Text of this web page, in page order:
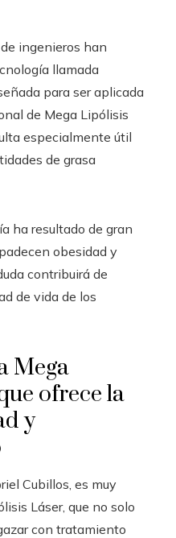
ingenieros han
llamada
para ser aplicada
de Mega Lipólisis
especialmente útil
de grasa
ha resultado de gran
obesidad y
contribuirá de
de vida de los
Mega
ofrece la
y
Cubillos, es muy
Láser, que no solo
con tratamiento